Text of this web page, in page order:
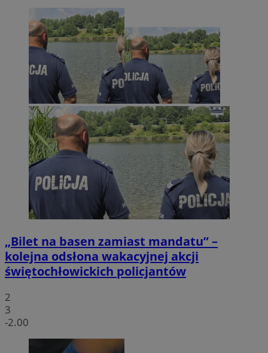
„Bilet na basen zamiast mandatu” –
kolejna odsłona wakacyjnej akcji
świętochłowickich policjantów
2
3
-2.00